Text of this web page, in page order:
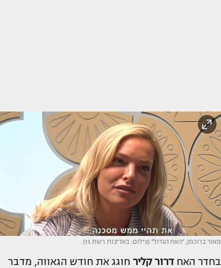
מאור ברוכמן, ''האח הגדול'' (צילום: באדיבות רשת 13)
בחדר האח דרור קליר חוגג את חודש הגאווה, מדבר